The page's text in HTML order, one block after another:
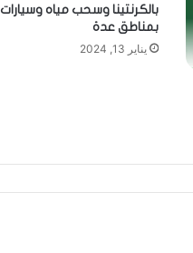
بالكرنتينا وسحب مياه وسيارات
بمناطق عدة
يناير 13, 2024